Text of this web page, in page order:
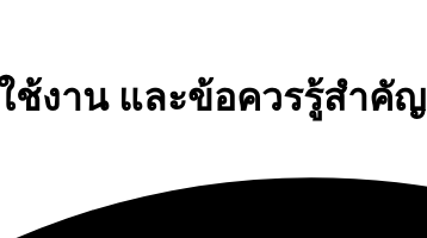
ช้งาน และข้อควรรู้สำคัญ